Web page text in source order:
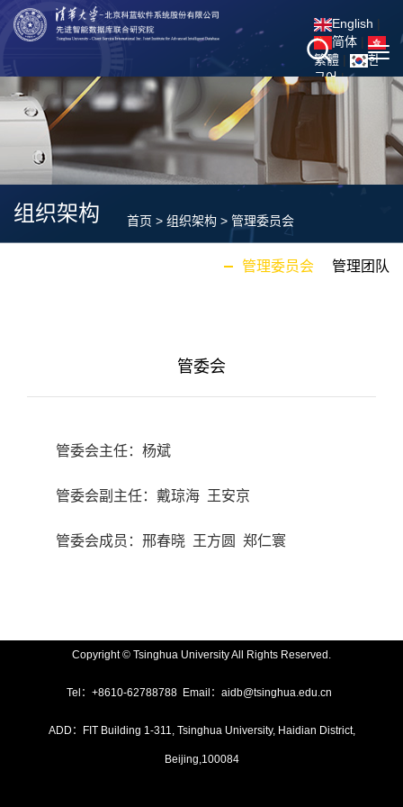
|
|
|
|
组织架构 首页 > 组织架构 > 管理委员会
管理委员会 管理团队
管委会
管委会主任：杨斌
管委会副主任：戴琼海 王安京
管委会成员：邢春晓 王方圆 郑仁寰
Copyright © Tsinghua University All Rights Reserved.
Tel：+8610-62788788 Email：aidb@tsinghua.edu.cn
ADD：FIT Building 1-311, Tsinghua University, Haidian District,
Beijing,100084